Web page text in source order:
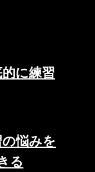
に練習
悩みを
る